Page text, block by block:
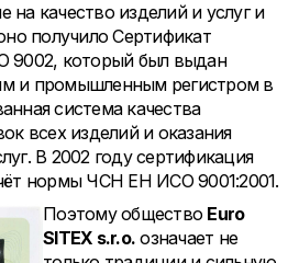
качество изделий и услуг и
получило Сертификат
9002, который был выдан
и промышленным регистром в
система качества
всех изделий и оказания
В 2002 году сертификация
нормы ЧСН ЕН ИСО 9001:2001.
Поэтому общество Euro
SITEX s.r.o. означает не